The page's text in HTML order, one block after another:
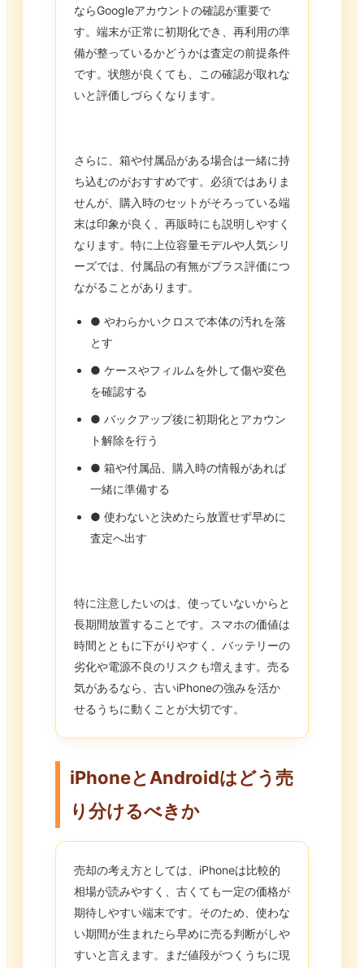
ならGoogleアカウントの確認が重要で
す。端末が正常に初期化でき、再利用の準
備が整っているかどうかは査定の前提条件
です。状態が良くても、この確認が取れな
いと評価しづらくなります。
さらに、箱や付属品がある場合は一緒に持
ち込むのがおすすめです。必須ではありま
せんが、購入時のセットがそろっている端
末は印象が良く、再販時にも説明しやすく
なります。特に上位容量モデルや人気シリ
ーズでは、付属品の有無がプラス評価につ
ながることがあります。
● やわらかいクロスで本体の汚れを落
とす
● ケースやフィルムを外して傷や変色
を確認する
● バックアップ後に初期化とアカウン
ト解除を行う
● 箱や付属品、購入時の情報があれば
一緒に準備する
● 使わないと決めたら放置せず早めに
査定へ出す
特に注意したいのは、使っていないからと
長期間放置することです。スマホの価値は
時間とともに下がりやすく、バッテリーの
劣化や電源不良のリスクも増えます。売る
気があるなら、古いiPhoneの強みを活か
せるうちに動くことが大切です。
iPhoneとAndroidはどう売
り分けるべきか
売却の考え方としては、iPhoneは比較的
相場が読みやすく、古くても一定の価格が
期待しやすい端末です。そのため、使わな
い期間が生まれたら早めに売る判断がしや
すいと言えます。まだ値段がつくうちに現